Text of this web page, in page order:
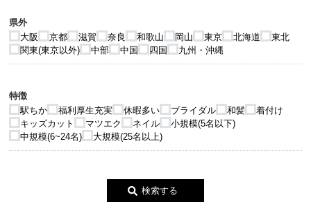
県外
大阪
京都 滋賀 奈良 和歌山 岡山 東京 北海道
東北
関東(東京以外)
中部 中国 四国 九州・沖縄
特徴
駅ちか
福利厚生充実 休暇多い ブライダル 和髪
着付け
キッズカット
マツエク ネイル
小規模(5名以下)
中規模(6~24名)
大規模(25名以上)